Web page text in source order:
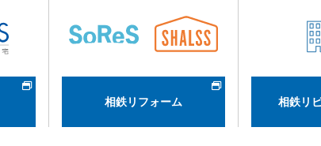
相鉄リフォーム 相鉄リ